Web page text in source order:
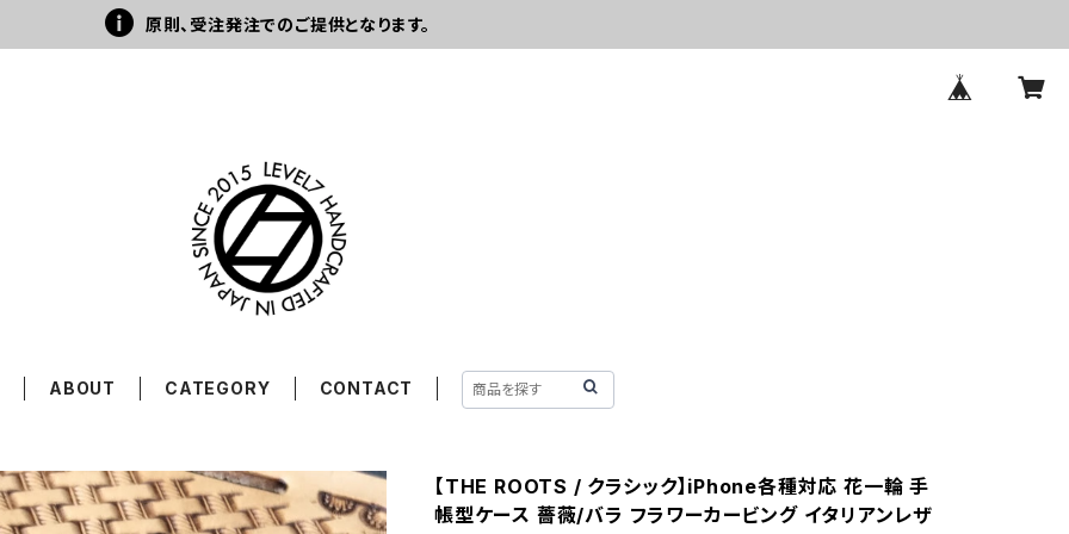
原則、受注発注でのご提供となります。
ABOUT CATEGORY CONTACT
【THE ROOTS / クラシック】iPhone各種対応 花一輪 手
帳型ケース 薔薇/バラ フラワーカービング イタリアンレザ